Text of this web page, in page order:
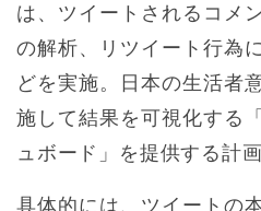
は、ツイートされるコメ
の解析、リツイート行為
どを実施。日本の生活者
施して結果を可視化する
ュボード」を提供する計画
具体的には、ツイートの